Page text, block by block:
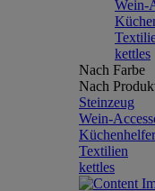
Wein-
kettles
Nach Farbe
Nach
Steinzeug
Wein-
Küchenhelfer
Textilien
kettles